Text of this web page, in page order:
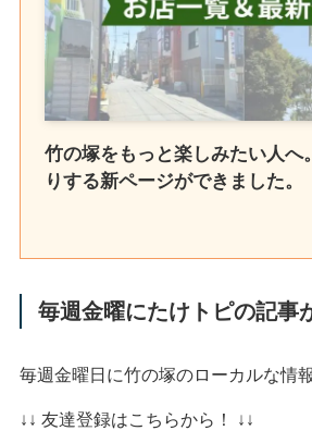
竹の塚をもっと楽しみたい人へ
りする新ページができました。
毎週金曜にたけトピの記事
毎週金曜日に竹の塚のローカルな情
↓↓ 友達登録はこちらから！ ↓↓